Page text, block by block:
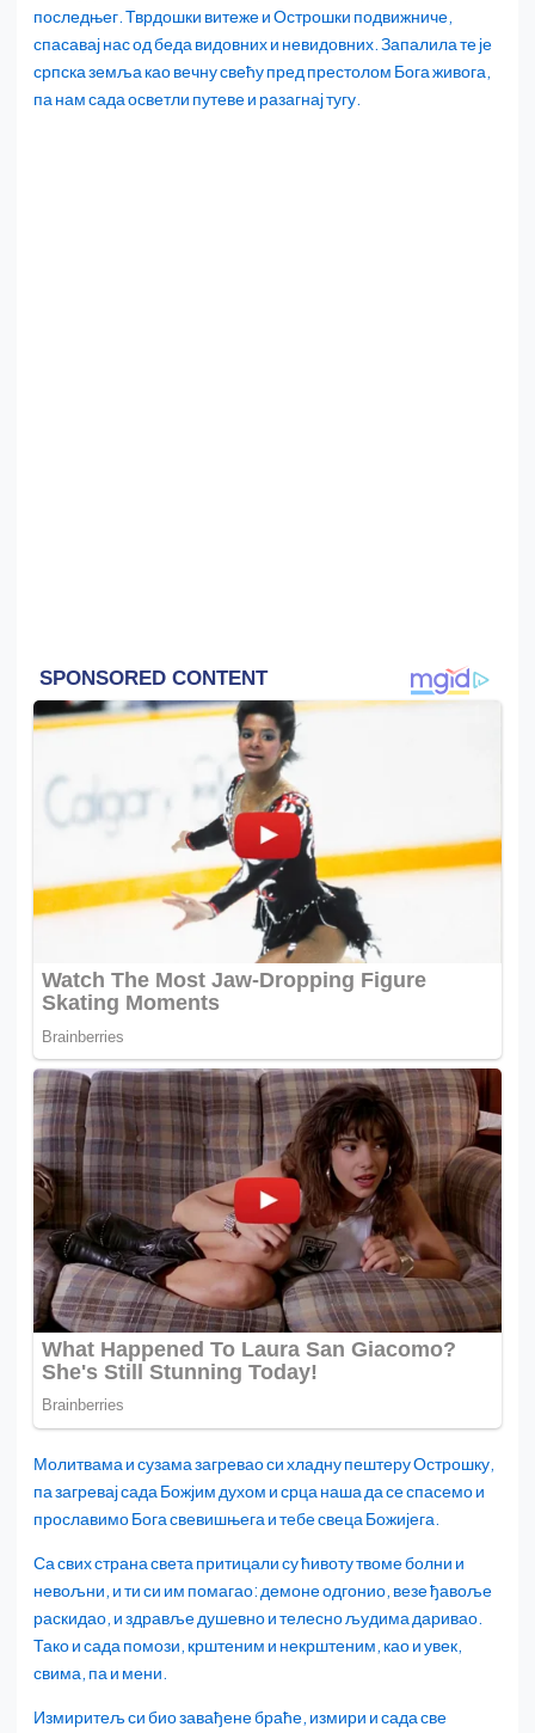
последњег. Тврдошки витеже и Острошки подвижниче,
спасавај нас од беда видовних и невидовних. Запалила те је
српска земља као вечну свећу пред престолом Бога живога,
па нам сада осветли путеве и разагнај тугу.
Молитвама и сузама загревао си хладну пештеру Острошку,
па загревај сада Божјим духом и срца наша да се спасемо и
прославимо Бога свевишњега и тебе свеца Божијега.
Са свих страна света притицали су ћивоту твоме болни и
невољни, и ти си им помагао: демоне одгонио, везе ђавоље
раскидао, и здравље душевно и телесно људима даривао.
Тако и сада помози, крштеним и некрштеним, као и увек,
свима, па и мени.
Измиритељ си био завађене браће, измири и сада све